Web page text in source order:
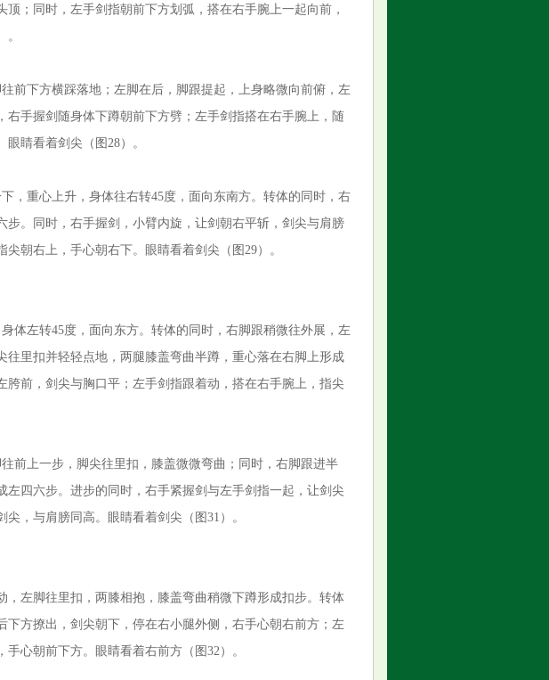
；同时，左手剑指朝前下方划弧，搭在右手腕上一起向前，
前下方横踩落地；左脚在后，脚跟提起，上身略微向前俯，左
右手握剑随身体下蹲朝前下方劈；左手剑指搭在右手腕上，随
睛看着剑尖（图28）。
，重心上升，身体往右转45度，面向东南方。转体的同时，右
步。同时，右手握剑，小臂内旋，让剑朝右平斩，剑尖与肩膀
朝右上，手心朝右下。眼睛看着剑尖（图29）。
体左转45度，面向东方。转体的同时，右脚跟稍微往外展，左
往里扣并轻轻点地，两腿膝盖弯曲半蹲，重心落在右脚上形成
前，剑尖与胸口平；左手剑指跟着动，搭在右手腕上，指尖
前上一步，脚尖往里扣，膝盖微微弯曲；同时，右脚跟进半
左四六步。进步的同时，右手紧握剑与左手剑指一起，让剑尖
，与肩膀同高。眼睛看着剑尖（图31）。
，左脚往里扣，两膝相抱，膝盖弯曲稍微下蹲形成扣步。转体
下方撩出，剑尖朝下，停在右小腿外侧，右手心朝右前方；左
心朝前下方。眼睛看着右前方（图32）。